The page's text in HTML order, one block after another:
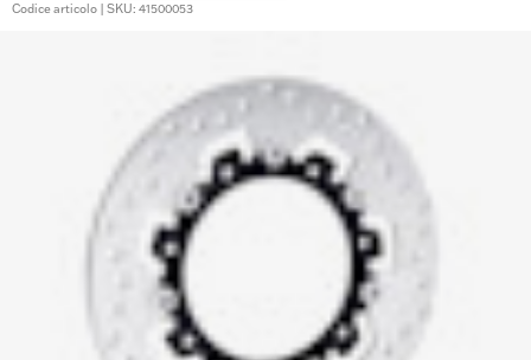
Codice articolo | SKU: 41500053